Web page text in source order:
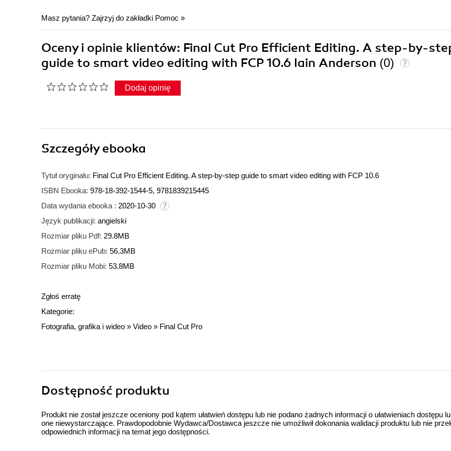
Masz pytania? Zajrzyj do zakładki Pomoc »
Oceny i opinie klientów: Final Cut Pro Efficient Editing. A step-by-
guide to smart video editing with FCP 10.6 Iain Anderson (0)
Dodaj opinię
Szczegółyebooka
Tytuł oryginału: Final Cut Pro Efficient Editing. A step-by-step guide to smart video editing with FCP 10.6
ISBN Ebooka: 978-18-392-1544-5, 9781839215445
Data wydania ebooka : 2020-10-30
Język publikacji: angielski
Rozmiar pliku Pdf: 29.8MB
Rozmiar pliku ePub: 56.3MB
Rozmiar pliku Mobi: 53.8MB
Zgłoś erratę
Kategorie:
Fotografia, grafika i wideo » Video » Final Cut Pro
Dostępność produktu
Produkt nie został jeszcze oceniony pod kątem ułatwień dostępu lub nie podano żadnych informacji o ułatwieniach dostępu
one niewystarczające. Prawdopodobnie Wydawca/Dostawca jeszcze nie umożliwił dokonania walidacji produktu lub nie
odpowiednich informacji na temat jego dostępności.